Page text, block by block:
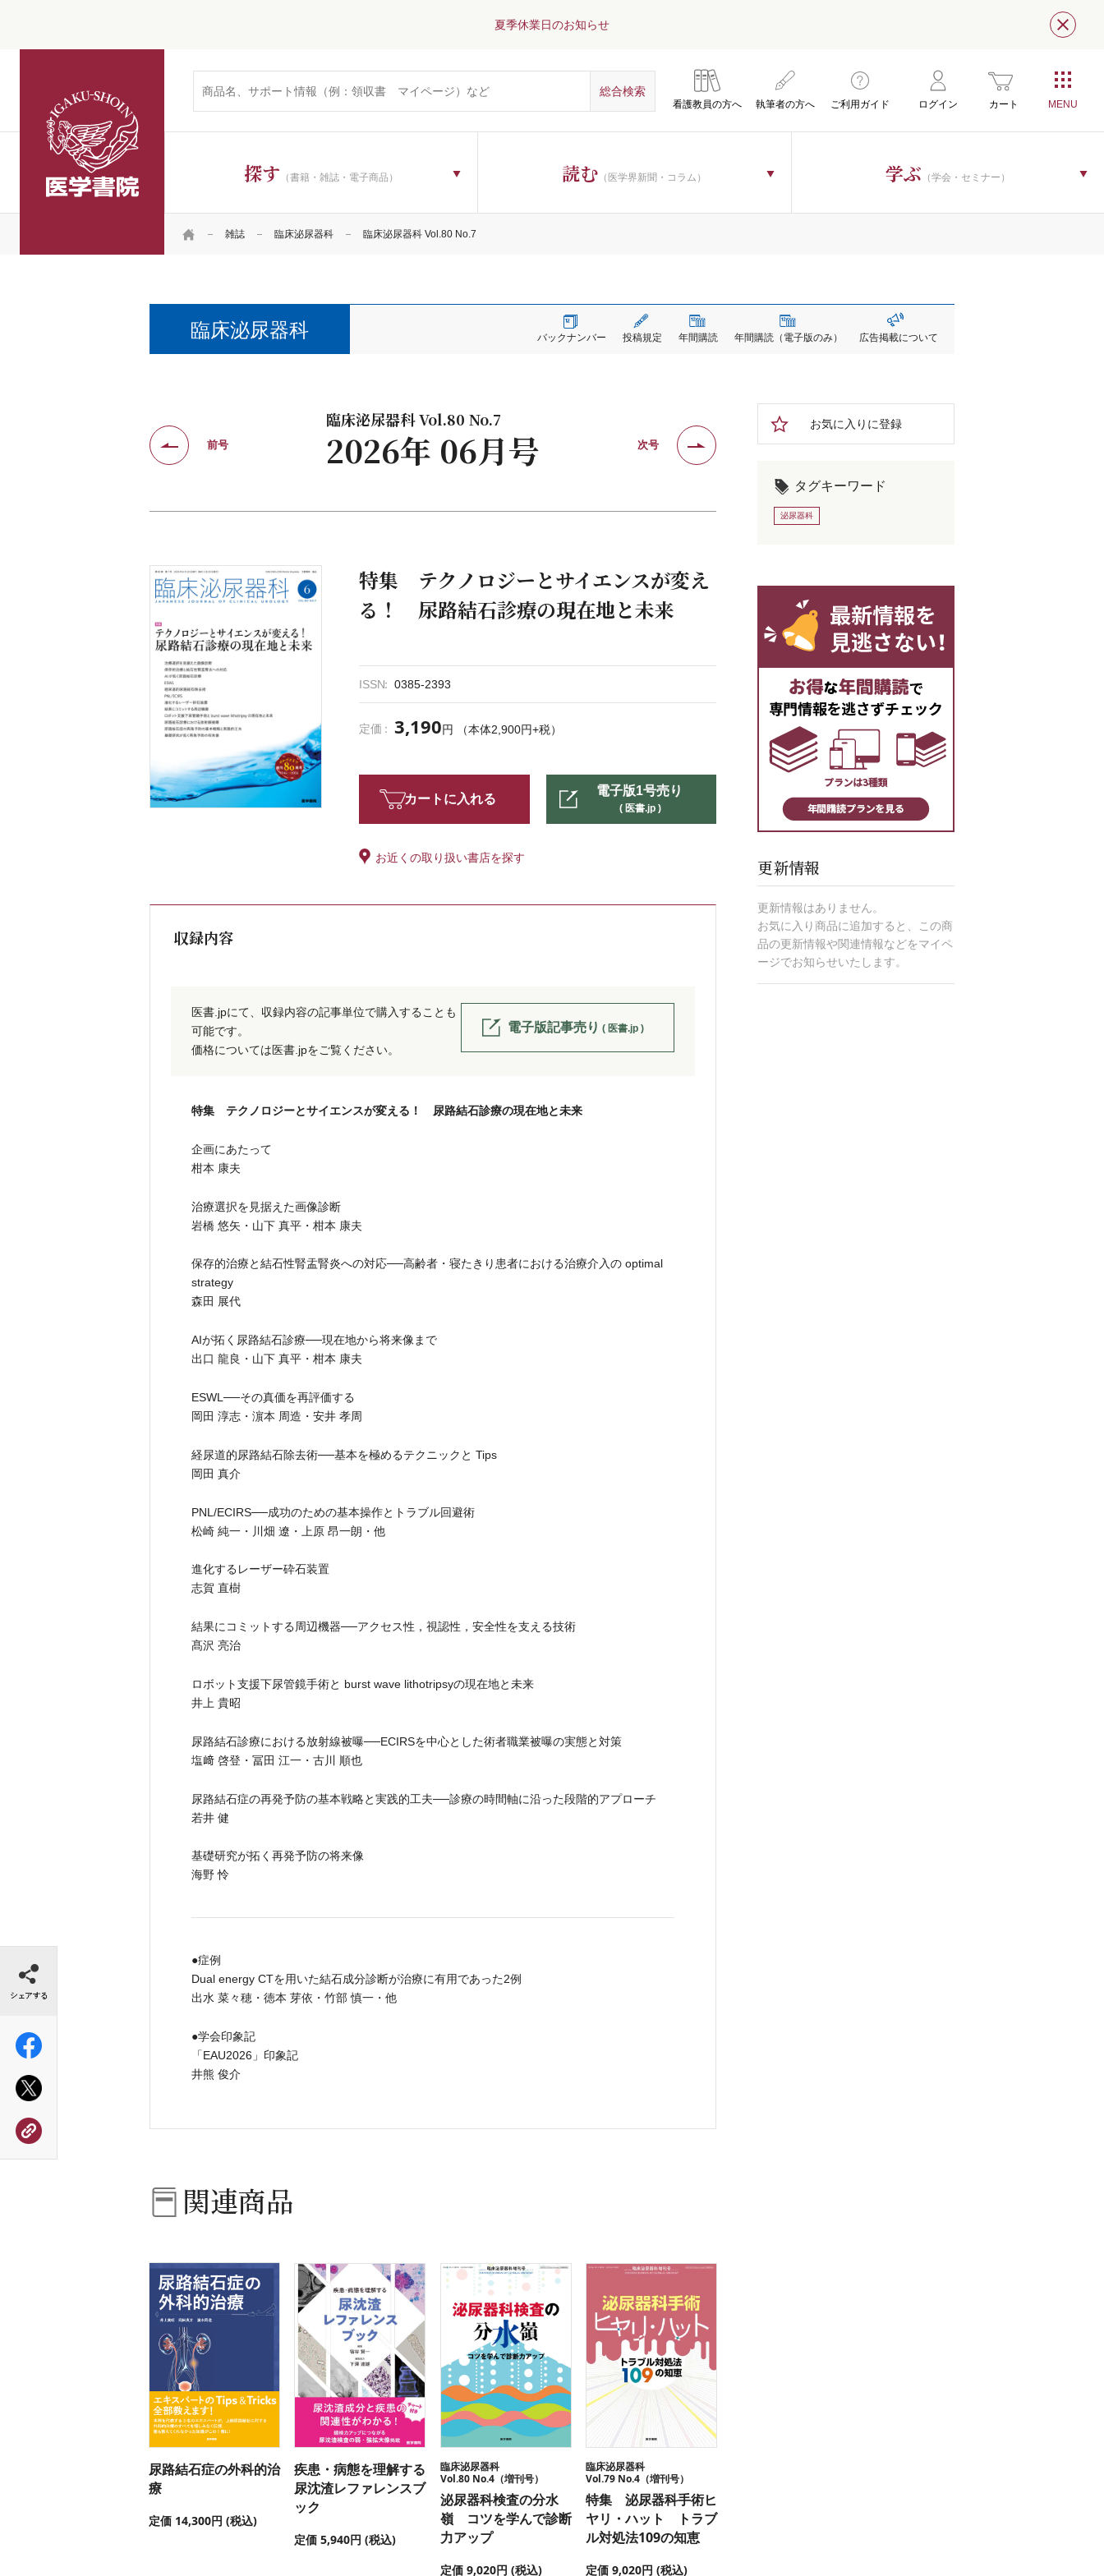
夏季休業日のお知らせ 閉じ
看護教員の方へ 執筆者の方へ ご利用ガイド ログイン カート
探す （書籍・雑誌・電子商品） 読む （医学界新聞・コラム） 学ぶ （学会・セミナー）
HOME 雑誌 臨床泌尿器科 臨床泌尿器科 Vol.80 No.7
臨床泌尿器科 バックナンバー 投稿規定 年間購読 年間購読 （電子版のみ） 広告掲載について
臨床泌尿器科 Vol.80 No.7
2026年 06月号
前号 次号
特集 テクノロジーとサイエンスが変え
る！ 尿路結石診療の現在地と未来
ISSN 0385-2393
定価 3,190円 （本体2,900円+税）
カートに入れる
電子版1号売り
( 医書.jp )
お近くの取り扱い書店を探す
収録内容
医書.jpにて、収録内容の記事単位で購入することも
可能です。
価格については医書.jpをご覧ください。
電子版記事売り ( 医書.jp )
特集 テクノロジーとサイエンスが変える！ 尿路結石診療の現在地と未来
企画にあたって
柑本 康夫
治療選択を見据えた画像診断
岩橋 悠矢・山下 真平・柑本 康夫
保存的治療と結石性腎盂腎炎への対応──高齢者・寝たきり患者における治療介入の optimal
strategy
森田 展代
AIが拓く尿路結石診療──現在地から将来像まで
出口 龍良・山下 真平・柑本 康夫
ESWL──その真価を再評価する
岡田 淳志・濵本 周造・安井 孝周
経尿道的尿路結石除去術──基本を極めるテクニックと Tips
岡田 真介
PNL/ECIRS──成功のための基本操作とトラブル回避術
松崎 純一・川畑 遼・上原 昂一朗・他
進化するレーザー砕石装置
志賀 直樹
結果にコミットする周辺機器──アクセス性，視認性，安全性を支える技術
髙沢 亮治
ロボット支援下尿管鏡手術と burst wave lithotripsyの現在地と未来
井上 貴昭
尿路結石診療における放射線被曝──ECIRSを中心とした術者職業被曝の実態と対策
塩﨑 啓登・冨田 江一・古川 順也
尿路結石症の再発予防の基本戦略と実践的工夫──診療の時間軸に沿った段階的アプローチ
若井 健
基礎研究が拓く再発予防の将来像
海野 怜
●症例
Dual energy CTを用いた結石成分診断が治療に有用であった2例
出水 菜々穂・徳本 芽依・竹部 慎一・他
●学会印象記
「EAU2026」印象記
井熊 俊介
関連商品
尿路結石症の外科的治
療
定価 14,300円 (税込)
疾患・病態を理解する
尿沈渣レファレンスブ
ック
定価 5,940円 (税込)
臨床泌尿器科
Vol.80 No.4（増刊号）
泌尿器科検査の分水
嶺 コツを学んで診断
力アップ
定価 9,020円 (税込)
臨床泌尿器科
Vol.79 No.4（増刊号）
特集 泌尿器科手術ヒ
ヤリ・ハット トラブ
ル対処法109の知恵
定価 9,020円 (税込)
お気に入りに登録
タグキーワード
泌尿器科
更新情報
更新情報はありません。
お気に入り商品に追加すると、この商
品の更新情報や関連情報などをマイペ
ージでお知らせいたします。